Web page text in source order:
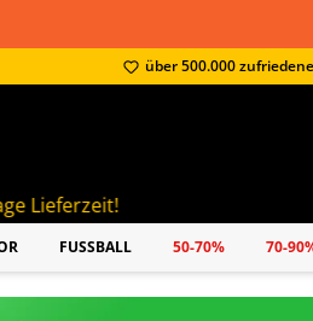
über 500.000
FUSSBALL 50-70% 70-